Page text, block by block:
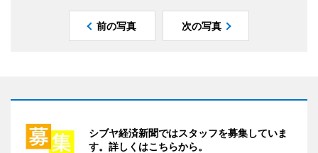
前の写真 次の写真
シブヤ経済新聞ではスタッフを募集していま
す。詳しくはこちらから。